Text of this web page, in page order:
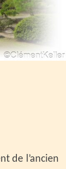
de l’ancien